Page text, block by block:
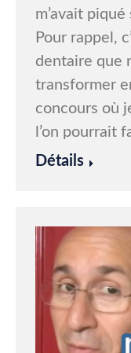
m’avait
Pour rappel,
dentaire que
transformer
concours où
l’on pourrait
Détails